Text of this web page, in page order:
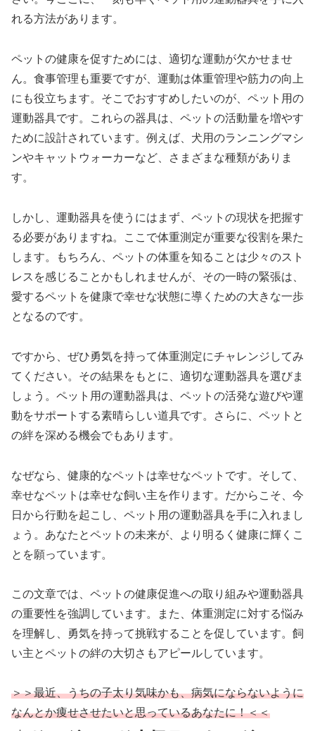
れる方法があります。
ペットの健康を促すためには、適切な運動が欠かせませ
ん。食事管理も重要ですが、運動は体重管理や筋力の向上
にも役立ちます。そこでおすすめしたいのが、ペット用の
運動器具です。これらの器具は、ペットの活動量を増やす
ために設計されています。例えば、犬用のランニングマシ
ンやキャットウォーカーなど、さまざまな種類がありま
す。
しかし、運動器具を使うにはまず、ペットの現状を把握す
る必要がありますね。ここで体重測定が重要な役割を果た
します。もちろん、ペットの体重を知ることは少々のスト
レスを感じることかもしれませんが、その一時の緊張は、
愛するペットを健康で幸せな状態に導くための大きな一歩
となるのです。
ですから、ぜひ勇気を持って体重測定にチャレンジしてみ
てください。その結果をもとに、適切な運動器具を選びま
しょう。ペット用の運動器具は、ペットの活発な遊びや運
動をサポートする素晴らしい道具です。さらに、ペットと
の絆を深める機会でもあります。
なぜなら、健康的なペットは幸せなペットです。そして、
幸せなペットは幸せな飼い主を作ります。だからこそ、今
日から行動を起こし、ペット用の運動器具を手に入れまし
ょう。あなたとペットの未来が、より明るく健康に輝くこ
とを願っています。
この文章では、ペットの健康促進への取り組みや運動器具
の重要性を強調しています。また、体重測定に対する悩み
を理解し、勇気を持って挑戦することを促しています。飼
い主とペットの絆の大切さもアピールしています。
＞＞最近、うちの子太り気味かも、病気にならないように
なんとか痩せさせたいと思っているあなたに！＜＜